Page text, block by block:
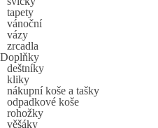
tapety
vánoční
vázy
zrcadla
Doplňky
deštníky
kliky
nákupní koše a tašky
odpadkové koše
rohožky
věšáky